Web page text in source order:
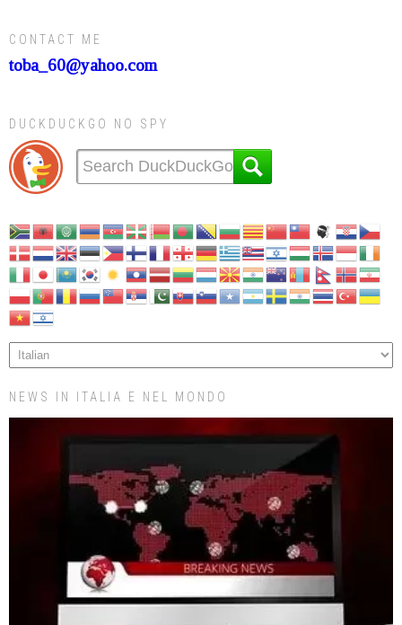
CONTACT ME
toba_60@yahoo.com
DUCKDUCKGO NO SPY
NEWS IN ITALIA E NEL MONDO